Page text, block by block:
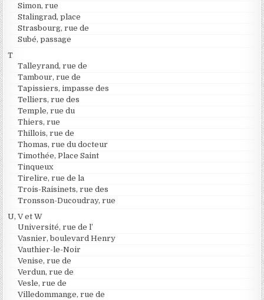
Simon, rue
Stalingrad, place
Strasbourg, rue de
Subé, passage
T
Talleyrand, rue de
Tambour, rue de
Tapissiers, impasse des
Telliers, rue des
Temple, rue du
Thiers, rue
Thillois, rue de
Thomas, rue du docteur
Timothée, Place Saint
Tinqueux
Tirelire, rue de la
Trois-Raisinets, rue des
Tronsson-Ducoudray, rue
U, V et W
Université, rue de l’
Vasnier, boulevard Henry
Vauthier-le-Noir
Venise, rue de
Verdun, rue de
Vesle, rue de
Villedommange, rue de